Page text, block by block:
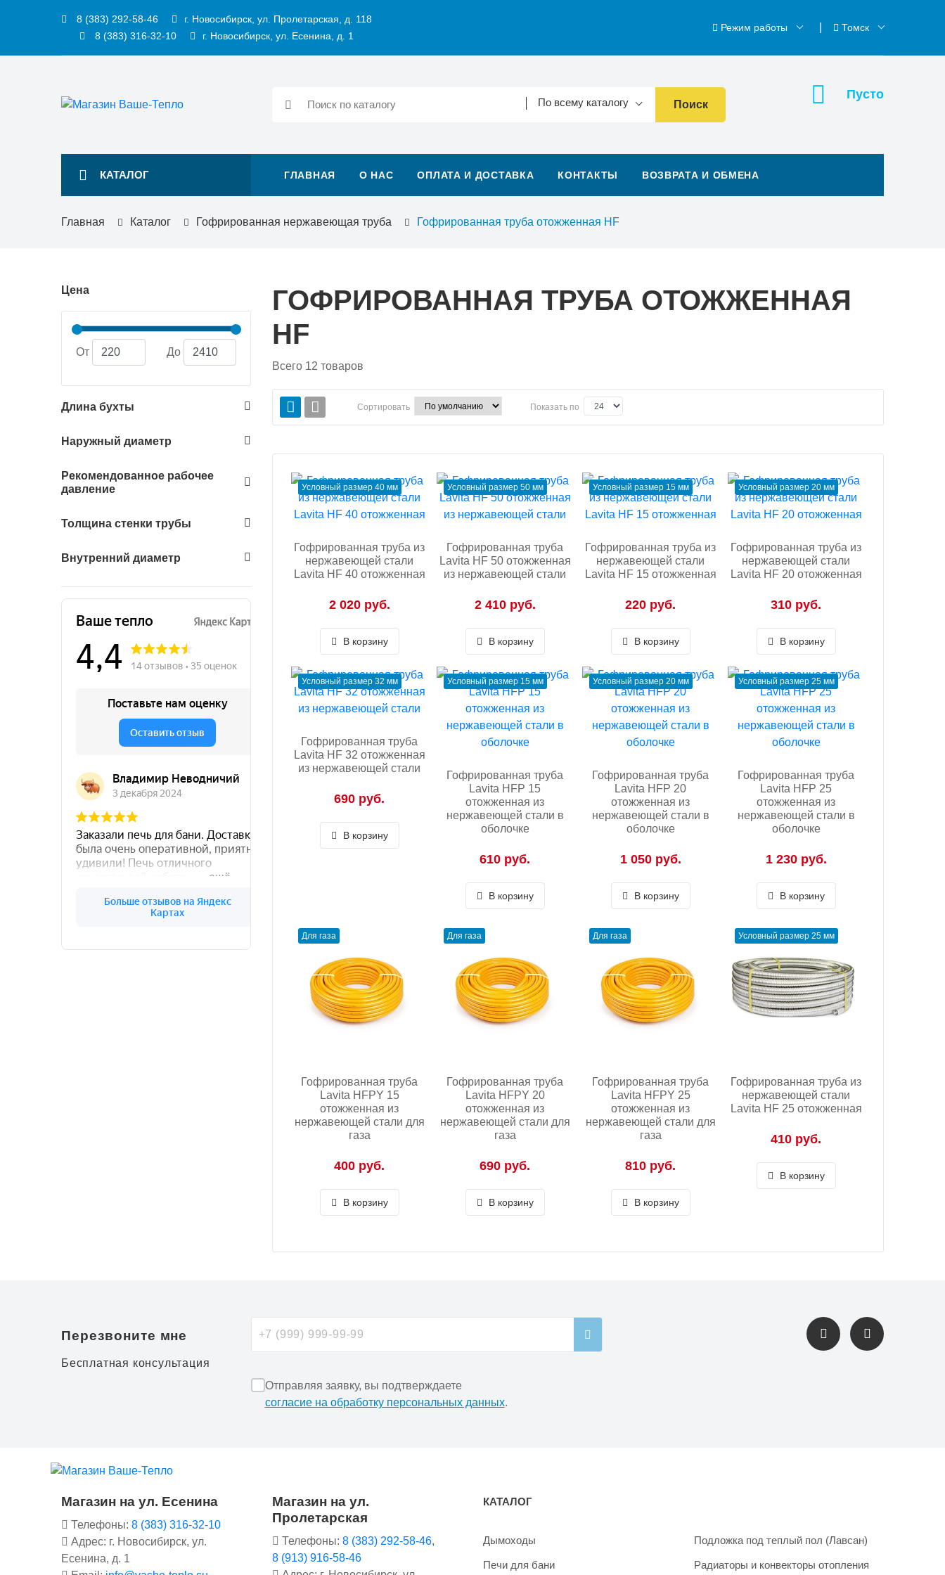
8 (383) 292-58-46
г. Новосибирск, ул. Пролетарская, д. 118
8 (383) 316-32-10
г. Новосибирск, ул. Есенина, д. 1
Режим работы Томск
По всему каталогу Поиск
КАТАЛОГ ГЛАВНАЯ О НАС ОПЛАТА И ДОСТАВКА КОНТАКТЫ ВОЗВРАТА И ОБМЕНА
Пусто
Главная Каталог Гофрированная нержавеющая труба Гофрированная труба отожженная HF
Цена
От До
Длина бухты
Наружный диаметр
Рекомендованное рабочее
давление
Толщина стенки трубы
Внутренний диаметр
ГОФРИРОВАННАЯ ТРУБА ОТОЖЖЕННАЯ
HF
Всего 12 товаров
Сортировать Показать по
Условный размер 40 мм
Гофрированная труба из
нержавеющей стали
Lavita HF 40 отожженная
2 020 руб.
В корзину
Условный размер 50 мм
Гофрированная труба
Lavita HF 50 отожженная
из нержавеющей стали
2 410 руб.
В корзину
Условный размер 15 мм
Гофрированная труба из
нержавеющей стали
Lavita HF 15 отожженная
220 руб.
В корзину
Условный размер 20 мм
Гофрированная труба из
нержавеющей стали
Lavita HF 20 отожженная
310 руб.
В корзину
Условный размер 32 мм
Гофрированная труба
Lavita HF 32 отожженная
из нержавеющей стали
690 руб.
В корзину
Условный размер 15 мм
Гофрированная труба
Lavita HFP 15
отожженная из
нержавеющей стали в
оболочке
610 руб.
В корзину
Условный размер 20 мм
Гофрированная труба
Lavita HFP 20
отожженная из
нержавеющей стали в
оболочке
1 050 руб.
В корзину
Условный размер 25 мм
Гофрированная труба
Lavita HFP 25
отожженная из
нержавеющей стали в
оболочке
1 230 руб.
В корзину
Для газа
Гофрированная труба
Lavita HFPY 15
отожженная из
нержавеющей стали для
газа
400 руб.
В корзину
Для газа
Гофрированная труба
Lavita HFPY 20
отожженная из
нержавеющей стали для
газа
690 руб.
В корзину
Для газа
Гофрированная труба
Lavita HFPY 25
отожженная из
нержавеющей стали для
газа
810 руб.
В корзину
Условный размер 25 мм
Гофрированная труба из
нержавеющей стали
Lavita HF 25 отожженная
410 руб.
В корзину
Перезвоните мне
Бесплатная консультация
Отправляя заявку, вы подтверждаете
согласие на обработку персональных данных.
Магазин на ул. Есенина
Телефоны: 8 (383) 316-32-10
Адрес: г. Новосибирск, ул.
Есенина, д. 1
Магазин на ул.
Пролетарская
Телефоны: 8 (383) 292-58-46,
8 (913) 916-58-46
КАТАЛОГ
Дымоходы
Печи для бани
Подложка под теплый пол (Лавсан)
Радиаторы и конвекторы отопления